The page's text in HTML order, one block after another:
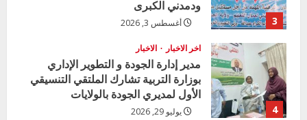
d
i
n
g
3
ودمدني الكبرى
أغسطس 3, 2026
4
اخر الاخبار الاخبار
مدير إدارة الجودة و التطوير الإداري
بوزارة التربية تشارك الملتقي التنسيقي
الأول لمديري الجودة بالولايات
يوليو 29, 2026